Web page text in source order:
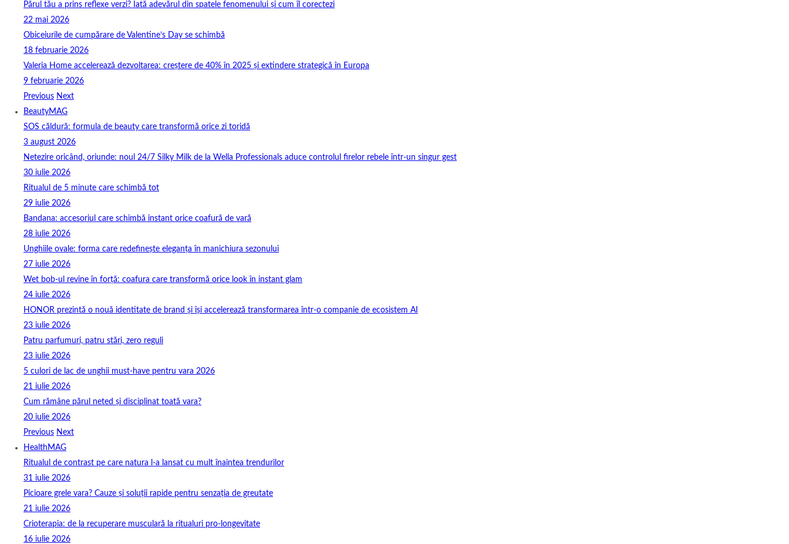
Părul tău a prins reflexe verzi? Iată adevărul din spatele fenomenului și cum îl corectezi
22 mai 2026
Obiceiurile de cumpărare de Valentine’s Day se schimbă
18 februarie 2026
Valeria Home accelerează dezvoltarea: creștere de 40% în 2025 și extindere strategică în Europa
9 februarie 2026
Previous Next
BeautyMAG
SOS căldură: formula de beauty care transformă orice zi toridă
3 august 2026
Netezire oricând, oriunde: noul 24/7 Silky Milk de la Wella Professionals aduce controlul firelor rebele într-un singur gest
30 iulie 2026
Ritualul de 5 minute care schimbă tot
29 iulie 2026
Bandana: accesoriul care schimbă instant orice coafură de vară
28 iulie 2026
Unghiile ovale: forma care redefinește eleganța în manichiura sezonului
27 iulie 2026
Wet bob-ul revine în forță: coafura care transformă orice look în instant glam
24 iulie 2026
HONOR prezintă o nouă identitate de brand și își accelerează transformarea într-o companie de ecosistem AI
23 iulie 2026
Patru parfumuri, patru stări, zero reguli
23 iulie 2026
5 culori de lac de unghii must‑have pentru vara 2026
21 iulie 2026
Cum rămâne părul neted și disciplinat toată vara?
20 iulie 2026
Previous Next
HealthMAG
Ritualul de contrast pe care natura l-a lansat cu mult înaintea trendurilor
31 iulie 2026
Picioare grele vara? Cauze și soluții rapide pentru senzația de greutate
21 iulie 2026
Crioterapia: de la recuperare musculară la ritualuri pro‑longevitate
16 iulie 2026